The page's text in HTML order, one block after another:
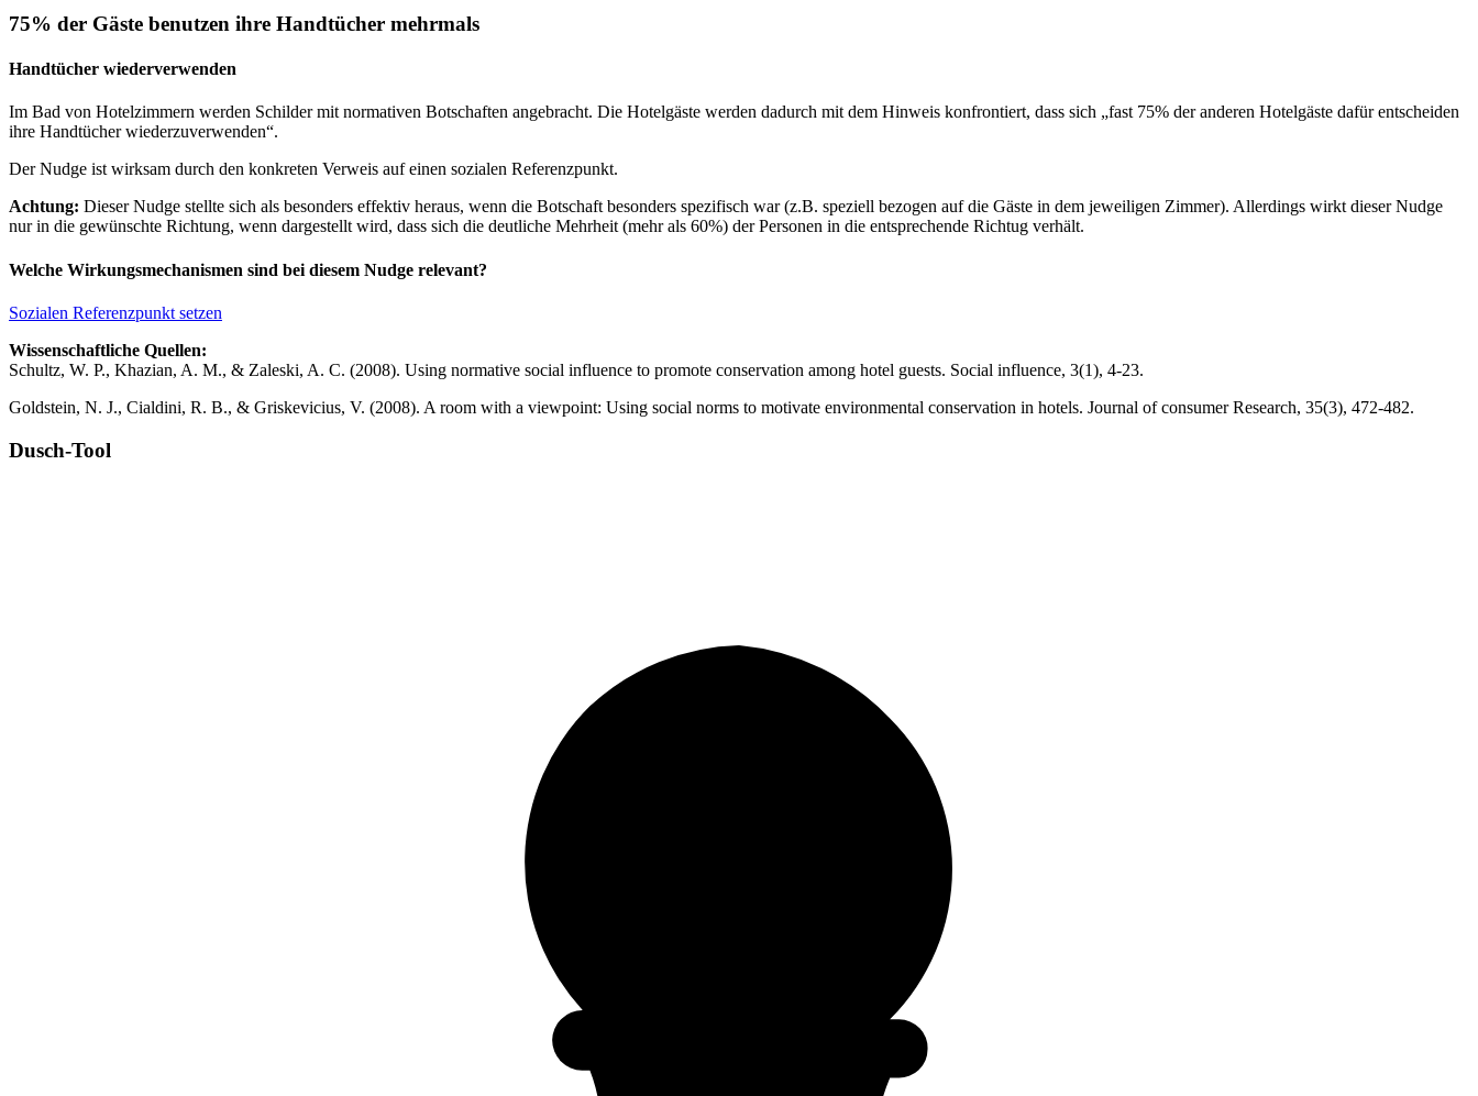
75% der Gäste benutzen ihre Handtücher mehrmals
Handtücher wiederverwenden
Im Bad von Hotelzimmern werden Schilder mit normativen Botschaften angebracht. Die Hotelgäste werden dadurch mit dem Hinweis konfrontiert, dass sich „fast 75% der anderen Hotelgäste dafür entscheiden
ihre Handtücher wiederzuverwenden“.
Der Nudge ist wirksam durch den konkreten Verweis auf einen sozialen Referenzpunkt.
Achtung: Dieser Nudge stellte sich als besonders effektiv heraus, wenn die Botschaft besonders spezifisch war (z.B. speziell bezogen auf die Gäste in dem jeweiligen Zimmer). Allerdings wirkt dieser Nudge
nur in die gewünschte Richtung, wenn dargestellt wird, dass sich die deutliche Mehrheit (mehr als 60%) der Personen in die entsprechende Richtug verhält.
Welche Wirkungsmechanismen sind bei diesem Nudge relevant?
Sozialen Referenzpunkt setzen
Wissenschaftliche Quellen:
Schultz, W. P., Khazian, A. M., & Zaleski, A. C. (2008). Using normative social influence to promote conservation among hotel guests. Social influence, 3(1), 4-23.
Goldstein, N. J., Cialdini, R. B., & Griskevicius, V. (2008). A room with a viewpoint: Using social norms to motivate environmental conservation in hotels. Journal of consumer Research, 35(3), 472-482.
Dusch-Tool